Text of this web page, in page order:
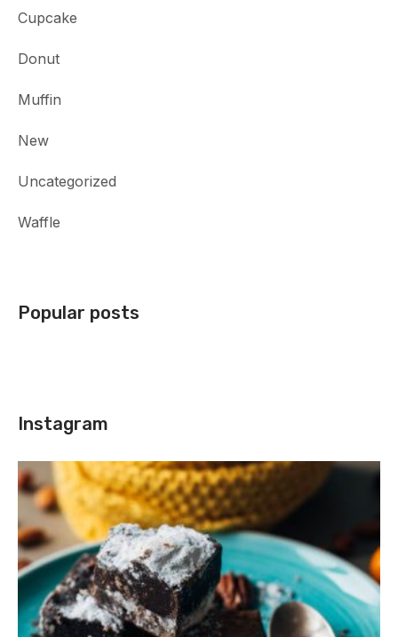
Cupcake
Donut
Muffin
New
Uncategorized
Waffle
Popular posts
Instagram